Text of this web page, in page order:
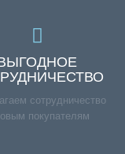
сотрудничество
покупателям